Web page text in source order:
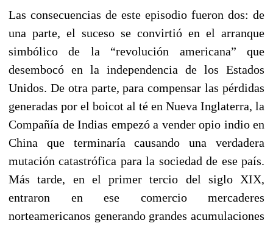
Las consecuencias de este episodio fueron dos: de
una parte, el suceso se convirtió en el arranque
simbólico de la “revolución americana” que
desembocó en la independencia de los Estados
Unidos. De otra parte, para compensar las pérdidas
generadas por el boicot al té en Nueva Inglaterra, la
Compañía de Indias empezó a vender opio indio en
China que terminaría causando una verdadera
mutación catastrófica para la sociedad de ese país.
Más tarde, en el primer tercio del siglo XIX,
entraron en ese comercio mercaderes
norteamericanos generando grandes acumulaciones